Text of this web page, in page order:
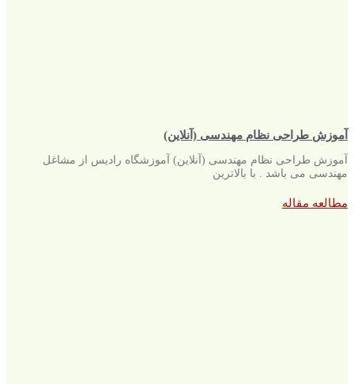
آموزش طراحی نظام مهندسی (آنلاین)
آموزش طراحی نظام مهندسی (آنلاین) آموزشگاه رادیس از مشاغل
مهندسی می باشد . با بالاترین
مطالعه مقاله